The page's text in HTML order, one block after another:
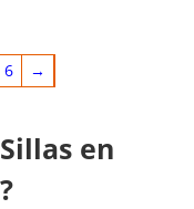
6 →
en